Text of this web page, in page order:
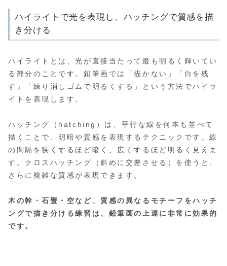
ハイライトで光を表現し、ハッチングで質感を描
き分ける
ハイライトとは、光が直接当たって最も明るく輝いてい
る部分のことです。鉛筆画では「描かない」「白を残
す」「練り消しゴムで明るくする」という方法でハイラ
イトを表現します。
ハッチング（hatching）は、平行な線を何本も並べて
描くことで、明暗や質感を表現するテクニックです。線
の間隔を狭くするほど暗く、広くするほど明るく見えま
す。クロスハッチング（斜めに交差させる）を使うと、
さらに複雑な質感が表現できます。
木の幹・石畳・空など、質感の異なるモチーフをハッチ
ングで描き分ける練習は、鉛筆画の上達に非常に効果的
です。